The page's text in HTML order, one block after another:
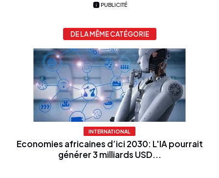
PUBLICITÉ
DE LA MÊME CATÉGORIE
INTERNATIONAL
Economies africaines d’ici 2030: L'IA pourrait
générer 3 milliards USD...